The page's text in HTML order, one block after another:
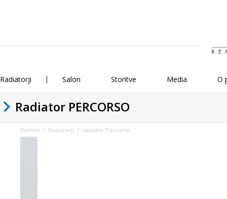
Radiatorji Salon Storitve Media O
Radiator PERCORSO
Domov / Radiatorji / radiator Percorso